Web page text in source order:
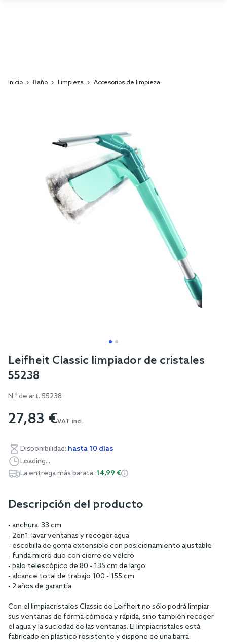
Inicio Baño Limpieza Accesorios de limpieza
Skip
to
beginning
the
gallery
Leifheit Classic limpiador de cristales
55238
N.º de art. 55238
27,83 €VAT incl.
Disponibilidad: hasta 10 días
Loading...
La entrega más barata: 14,99 €
Descripción del producto
- anchura: 33 cm
- 2en1: lavar ventanas y recoger agua
- escobilla de goma extensible con posicionamiento ajustable
- funda micro duo con cierre de velcro
- palo telescópico de 80 - 135 cm de largo
- alcance total de trabajo 100 - 155 cm
- 2 años de garantía
Con el limpiacristales Classic de Leifheit no sólo podrá limpiar
sus ventanas de forma cómoda y rápida, sino también recoger
el agua y la suciedad de las ventanas. El limpiacristales está
fabricado en plástico resistente y dispone de una barra